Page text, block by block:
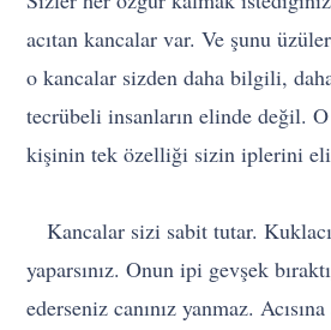
acıtan kancalar var. Ve şunu
o kancalar sizden daha bilgili,
tecrübeli insanların elinde değil.
kişinin tek özelliği sizin iplerini
Kancalar sizi sabit tutar.
yaparsınız. Onun ipi gevşek
ederseniz canınız yanmaz. Acısına